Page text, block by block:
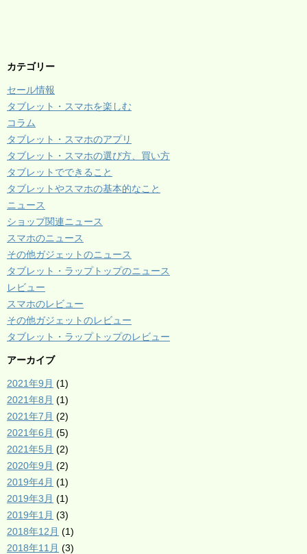
カテゴリー
セール情報
タブレット・スマホを楽しむ
コラム
タブレット・スマホのアプリ
タブレット・スマホの選び方、買い方
タブレットでできること
タブレットやスマホの基本的なこと
ニュース
ショップ関連ニュース
スマホのニュース
その他ガジェットのニュース
タブレット・ラップトップのニュース
レビュー
スマホのレビュー
その他ガジェットのレビュー
タブレット・ラップトップのレビュー
アーカイブ
2021年9月 (1)
2021年8月 (1)
2021年7月 (2)
2021年6月 (5)
2021年5月 (2)
2020年9月 (2)
2019年4月 (1)
2019年3月 (1)
2019年1月 (3)
2018年12月 (1)
2018年11月 (3)